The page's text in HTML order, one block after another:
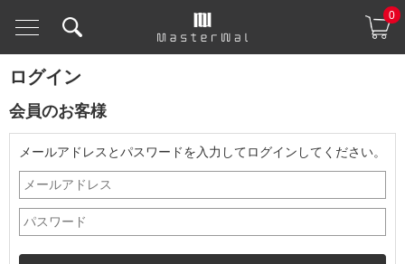
0
ログイン
会員のお客様
メールアドレスとパスワードを入力してログインしてください。